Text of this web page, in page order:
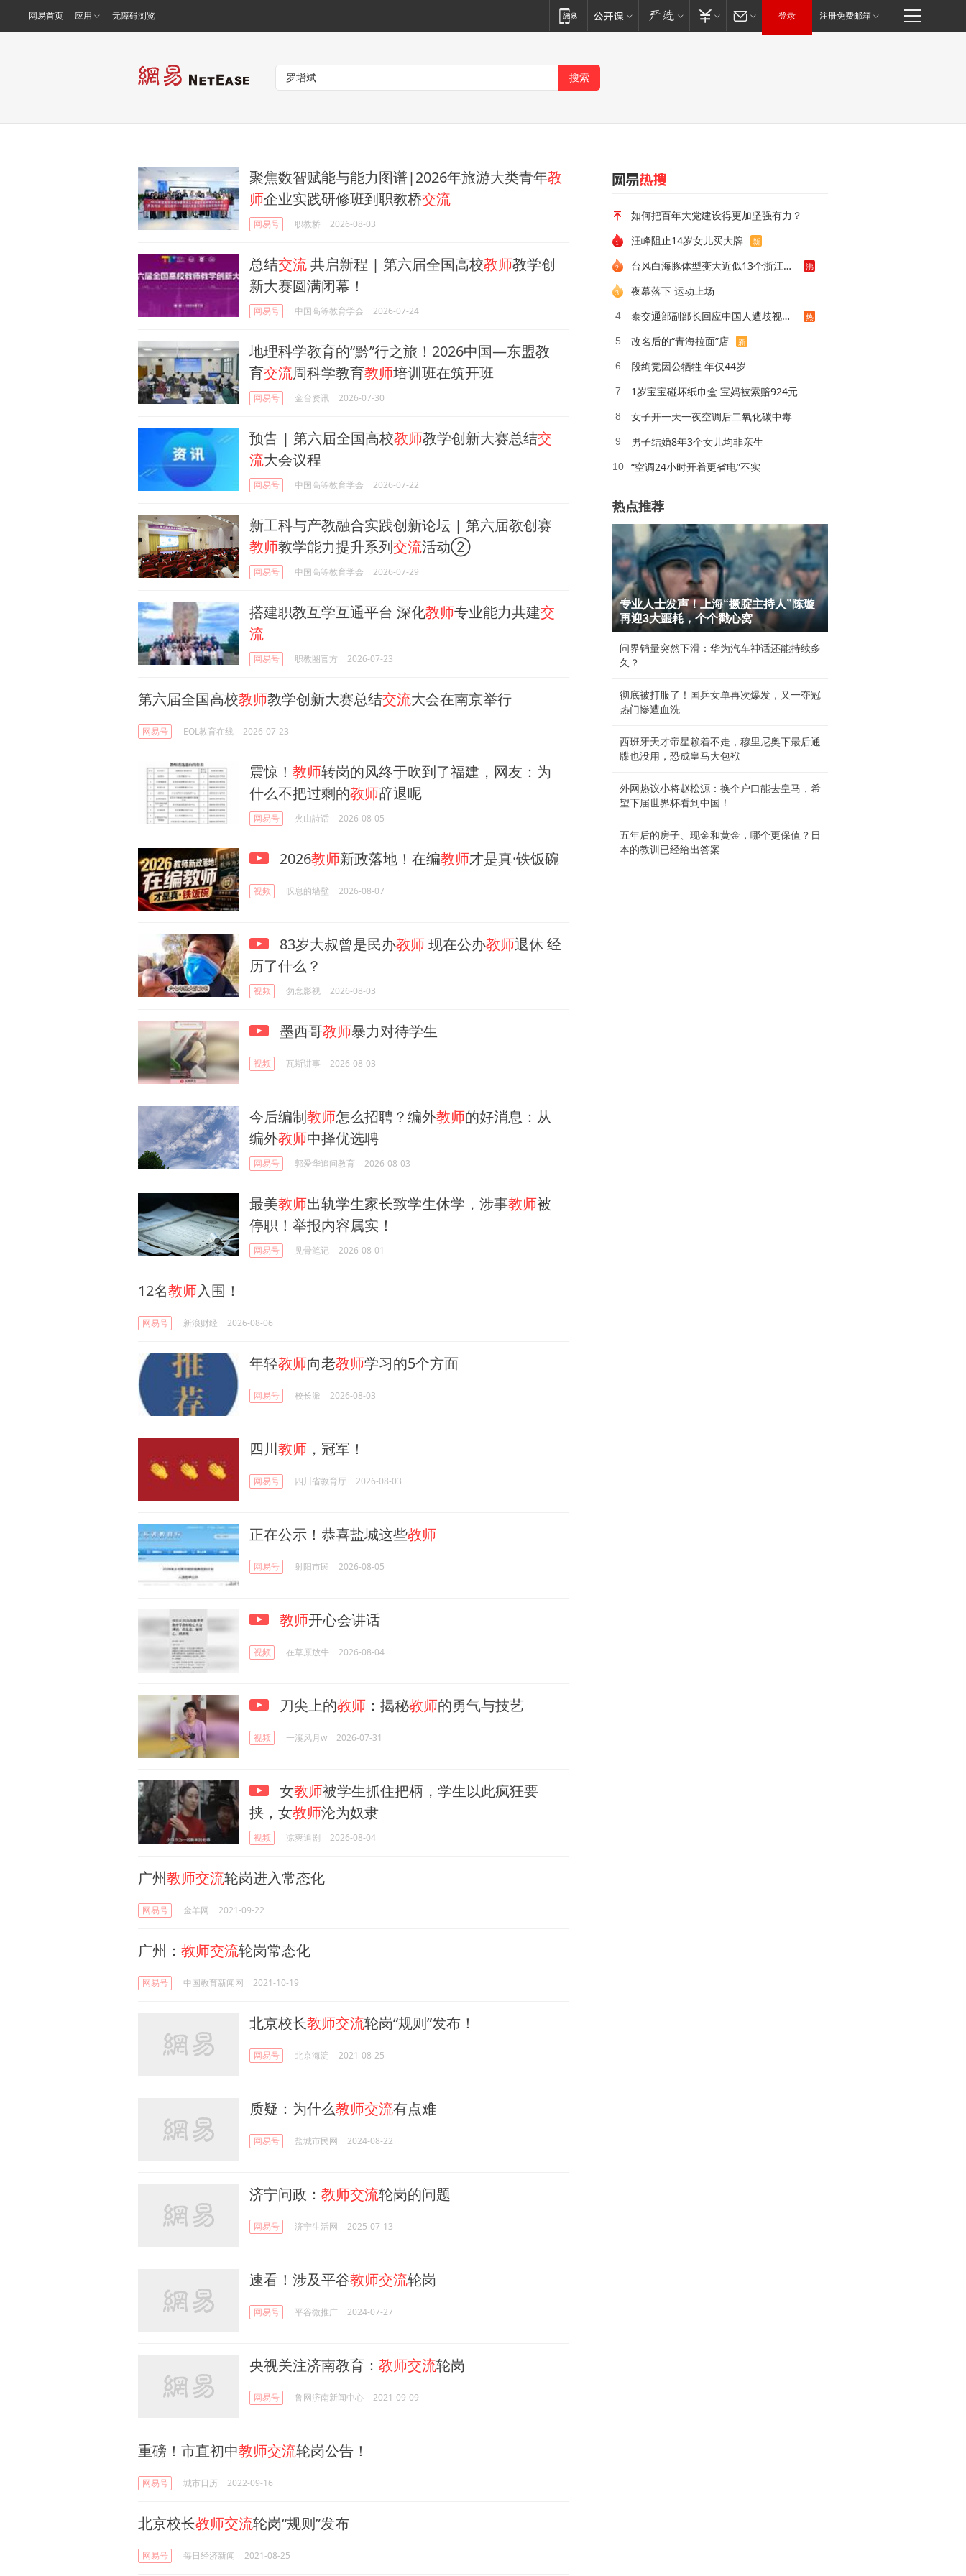
网易首页 应用 无障碍浏览 登录 注册免费邮箱
聚焦数智赋能与能力图谱|2026年旅游大类青年教
师企业实践研修班到职教桥交流
网易号 职教桥 2026-08-03
总结交流共启新程 | 第六届全国高校教师教学创
新大赛圆满闭幕！
网易号 中国高等教育学会 2026-07-24
地理科学教育的“黔”行之旅！2026中国—东盟教
育交流周科学教育教师培训班在筑开班
网易号 金台资讯 2026-07-30
预告 | 第六届全国高校教师教学创新大赛总结交
流大会议程
网易号 中国高等教育学会 2026-07-22
新工科与产教融合实践创新论坛 | 第六届教创赛
教师教学能力提升系列交流活动②
网易号 中国高等教育学会 2026-07-29
搭建职教互学互通平台 深化教师专业能力共建交
流
网易号 职教圈官方 2026-07-23
第六届全国高校教师教学创新大赛总结交流大会在南京举行
网易号 EOL教育在线 2026-07-23
震惊！ 教师转岗的风终于吹到了福建，网友：为
什么不把过剩的教师辞退呢
网易号 火山詩话 2026-08-05
2026教师新政落地！在编教师才是真·铁饭碗
视频 叹息的墙壁 2026-08-07
83岁大叔曾是民办教师现在公办教师退休 经
历了什么？
视频 勿念影视 2026-08-03
墨西哥教师暴力对待学生
视频 瓦斯讲事 2026-08-03
今后编制教师怎么招聘？编外教师的好消息：从
编外教师中择优选聘
网易号 郭爱华追问教育 2026-08-03
最美教师出轨学生家长致学生休学，涉事教师被
停职！举报内容属实！
网易号 见骨笔记 2026-08-01
12名教师入围！
网易号 新浪财经 2026-08-06
年轻教师向老教师学习的5个方面
网易号 校长派 2026-08-03
四川教师 ，冠军！
网易号 四川省教育厅 2026-08-03
正在公示！恭喜盐城这些教师
网易号 射阳市民 2026-08-05
教师开心会讲话
视频 在草原放牛 2026-08-04
刀尖上的教师 ：揭秘教师的勇气与技艺
视频 一溪风月w 2026-07-31
女教师被学生抓住把柄，学生以此疯狂要
挟，女教师沦为奴隶
视频 凉爽追剧 2026-08-04
广州教师交流轮岗进入常态化
网易号 金羊网 2021-09-22
广州： 教师交流轮岗常态化
网易号 中国教育新闻网 2021-10-19
北京校长教师交流轮岗“规则”发布！
网易号 北京海淀 2021-08-25
质疑：为什么教师交流有点难
网易号 盐城市民网 2024-08-22
济宁问政： 教师交流轮岗的问题
网易号 济宁生活网 2025-07-13
速看！涉及平谷教师交流轮岗
网易号 平谷微推广 2024-07-27
央视关注济南教育： 教师交流轮岗
网易号 鲁网济南新闻中心 2021-09-09
重磅！市直初中教师交流轮岗公告！
网易号 城市日历 2022-09-16
北京校长教师交流轮岗“规则”发布
网易号 每日经济新闻 2021-08-25
如何把百年大党建设得更加坚强有力？
1
汪峰阻止14岁女儿买大牌 新
2
台风白海豚体型变大近似13个浙江面积 沸
3
夜幕落下 运动上场
4 泰交通部副部长回应中国人遭歧视手势 热
5 改名后的“青海拉面”店 新
6 段绚竞因公牺牲 年仅44岁
7 1岁宝宝碰坏纸巾盒 宝妈被索赔924元
8 女子开一天一夜空调后二氧化碳中毒
9 男子结婚8年3个女儿均非亲生
10 “空调24小时开着更省电”不实
热点推荐
专业人士发声！上海“撅腚主持人”陈璇
再迎3大噩耗，个个戳心窝
问界销量突然下滑：华为汽车神话还能持续多
久？
彻底被打服了！国乒女单再次爆发，又一夺冠
热门惨遭血洗
西班牙天才帝星赖着不走，穆里尼奥下最后通
牒也没用，恐成皇马大包袱
外网热议小将赵松源：换个户口能去皇马，希
望下届世界杯看到中国！
五年后的房子、现金和黄金，哪个更保值？日
本的教训已经给出答案